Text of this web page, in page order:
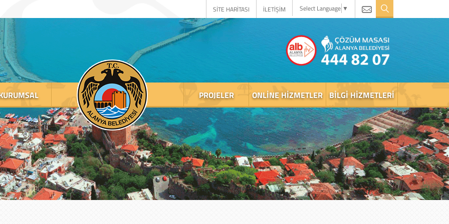
SİTE HARİTASI İLETİŞİM Select Language ▼
PROJELER ONLINE HIZMETLER BILGI HIZMETLERI